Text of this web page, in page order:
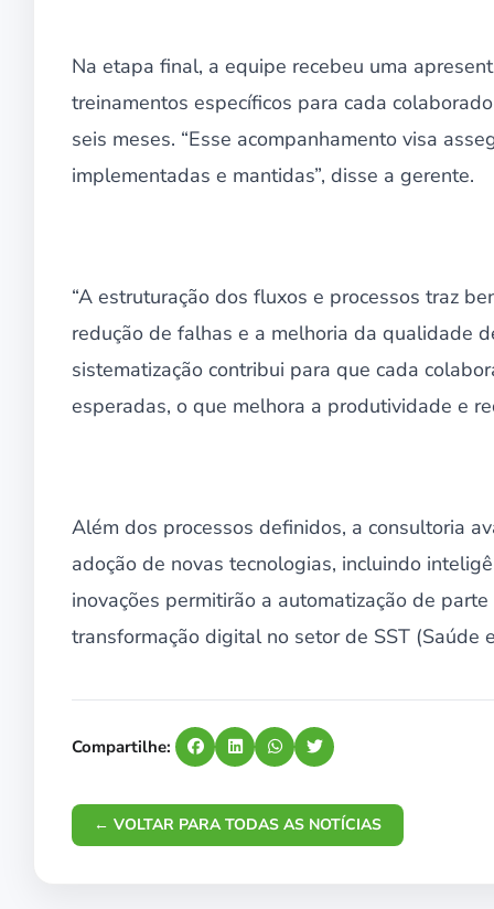
Na etapa final, a equipe recebeu uma
treinamentos específicos para cada
seis meses. “Esse acompanhamento visa
implementadas e mantidas”, disse a gerente.
“A estruturação dos fluxos e processos traz
redução de falhas e a melhoria da qualidade
sistematização contribui para que cada
esperadas, o que melhora a produtividade e
Além dos processos definidos, a consultoria
adoção de novas tecnologias, incluindo
inovações permitirão a automatização de
transformação digital no setor de SST (Saúde
Compartilhe:
← VOLTAR PARA TODAS AS NOTÍCIAS